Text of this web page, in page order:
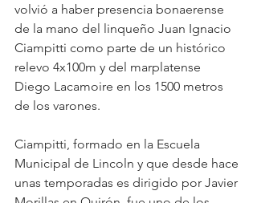
volvió a haber presencia bonaerense
de la mano del linqueño Juan Ignacio
Ciampitti como parte de un histórico
relevo 4x100m y del marplatense
Diego Lacamoire en los 1500 metros
de los varones.
Ciampitti, formado en la Escuela
Municipal de Lincoln y que desde hace
unas temporadas es dirigido por Javier